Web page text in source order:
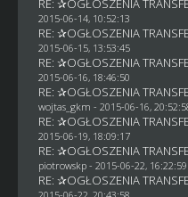
RE: ✰OGŁOSZENIA
2015-06-14, 10:52:13
RE: ✰OGŁOSZENIA
2015-06-15, 13:53:45
RE: ✰OGŁOSZENIA
2015-06-16, 18:46:50
RE: ✰OGŁOSZENIA
wojtas_gkm - 2015-06-16,
RE: ✰OGŁOSZENIA
2015-06-19, 18:09:17
RE: ✰OGŁOSZENIA
piotrowskp- 2015-06-22, 16:22:59
RE: ✰OGŁOSZENIA